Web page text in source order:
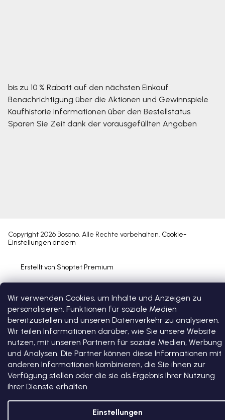
Wir verwenden Cookies, um Inhalte und Anzeigen zu
personalisieren, Funktionen für soziale Medien
bereitzustellen und unseren Datenverkehr zu analysieren.
Wir teilen Informationen darüber, wie Sie unsere Website
nutzen, mit unseren Partnern für soziale Medien, Werbung
und Analysen. Die Partner können diese Informationen mit
anderen Informationen kombinieren, die Sie ihnen zur
Verfügung stellen oder die sie als Ergebnis Ihrer Nutzung
ihrer Dienste erhalten.
Einstellungen
bis zu 10 % Rabatt auf den nächsten Einkauf
Benachrichtigung über die Aktionen und Gewinnspiele
Kaufhistorie Informationen über den Bestellstatus
Sparen Sie Zeit dank der vorausgefüllten Angaben
Erstellt von Shoptet Premium
Copyright 2026 Bosono. Alle Rechte vorbehalten. Cookie-
Einstellungen ändern